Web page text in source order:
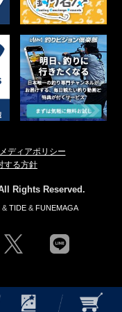
ディアポリシー
する方針
Rights Reserved.
& TIDE& FUNEMAGA
line
釣果情報 HOW TO